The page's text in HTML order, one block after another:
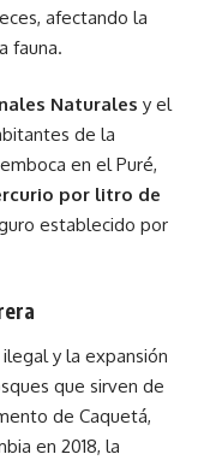
afectando la
fauna.
Naturales y el
de la
en el Puré,
por litro de
establecido por
y la expansión
que sirven de
de Caquetá,
en 2018, la